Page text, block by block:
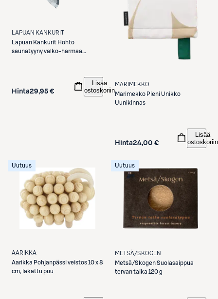
LAPUAN KANKURIT
Lapuan Kankurit Hohto
saunatyyny valko-harmaa
Hinta29,95 €
Lisää
ostoskoriin
MARIMEKKO
Marimekko Pieni Unikko
Uunikinnas
Hinta24,00 €
Lisää
ostoskoriin
Uutuus
AARIKKA
Aarikka Pohjanpässi veistos 10 x 8
cm, lakattu puu
Uutuus
METSÄ/SKOGEN
Metsä/SkogenSuolasaippua
tervan taika 120 g